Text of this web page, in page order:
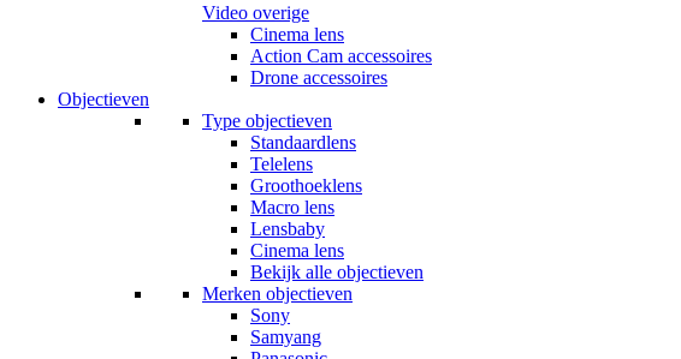
Video overige
Cinema lens
Action Cam accessoires
Drone accessoires
Objectieven
Type objectieven
Standaardlens
Telelens
Groothoeklens
Macro lens
Lensbaby
Cinema lens
Bekijk alle objectieven
Merken objectieven
Sony
Samyang